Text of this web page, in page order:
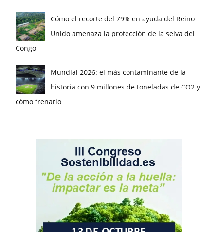
Cómo el recorte del 79% en ayuda del Reino
Unido amenaza la protección de la selva del
Congo
Mundial 2026: el más contaminante de la
historia con 9 millones de toneladas de CO2 y
cómo frenarlo